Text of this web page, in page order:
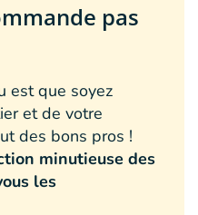
pas
est que soyez
et de votre
des bons pros !
minutieuse des
les